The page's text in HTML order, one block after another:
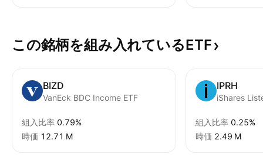
この銘柄を組み入れているETF
BIZD
VanEck BDC Income ETF
組入比率 0.79%
時価 ‪12.71 M‬
IPRH
組入比率 0.25%
時価 ‪2.49 M‬